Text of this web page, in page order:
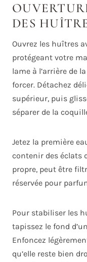
DES
Ouvrez les huîtres
protégeant votre
lame à l’arrière de
forcer. Détachez
supérieur, puis
séparer de la
Jetez la première
contenir des éclats
propre, peut être
réservée pour
Pour stabiliser les
tapissez le fond
Enfoncez
qu’elle reste bien